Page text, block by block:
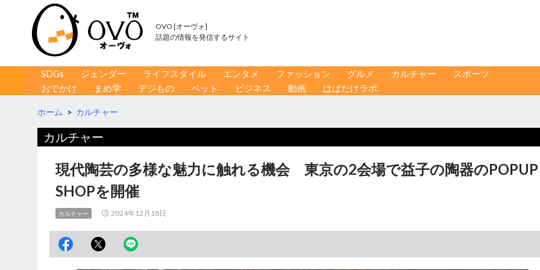
OVO [オーヴォ]
話題の情報を発信するサイト
コンテンツへ移動
SDGs ジェンダー ライフスタイル エンタメ ファッション グルメ カルチャー
スポーツ
おでかけ
まめ学 デジもの ペット ビジネス 動画 はばたけラボ
ホーム > カルチャー
カルチャー
現代陶芸の多様な魅力に触れる機会 東京の2会場で益子の陶器のPOPUP
SHOPを開催
カルチャー 2024年12月18日